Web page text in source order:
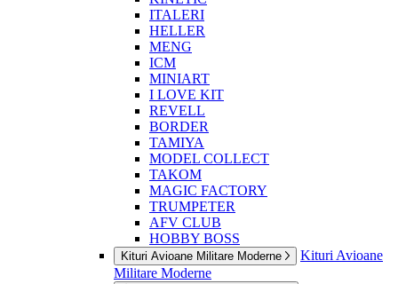
ITALERI
HELLER
MENG
ICM
MINIART
I LOVE KIT
REVELL
BORDER
TAMIYA
MODEL COLLECT
TAKOM
MAGIC FACTORY
TRUMPETER
AFV CLUB
HOBBY BOSS
Kituri Avioane Militare Moderne
Kituri Avioane
Militare Moderne